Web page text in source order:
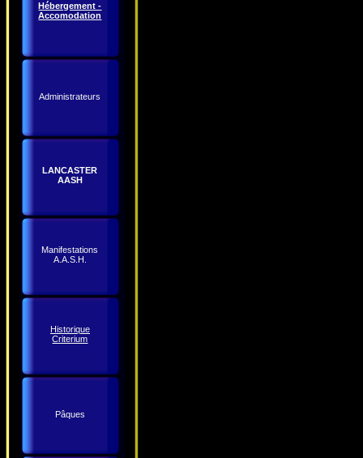
Hébergement -
Accomodation
Administrateurs
LANCASTER
AASH
Manifestations
A.A.S.H.
Historique
Criterium
Pâques